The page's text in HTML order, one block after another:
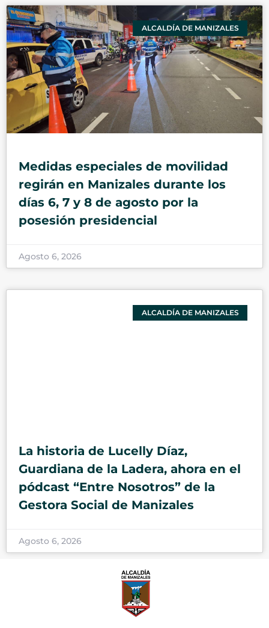
ALCALDÍA DE MANIZALES
Medidas especiales de movilidad
regirán en Manizales durante los
días 6, 7 y 8 de agosto por la
posesión presidencial
Agosto 6, 2026
ALCALDÍA DE MANIZALES
La historia de Lucelly Díaz,
Guardiana de la Ladera, ahora en el
pódcast “Entre Nosotros” de la
Gestora Social de Manizales
Agosto 6, 2026